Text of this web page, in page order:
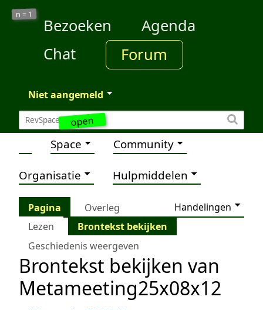
open
n = 1
Bezoeken
Agenda
Chat
Forum
Niet aangemeld
Space Community
Organisatie Hulpmiddelen
Pagina Overleg
Handelingen
Lezen
Brontekst bekijken
Geschiedenis weergeven
Brontekst bekijken van
Metameeting25x08x12